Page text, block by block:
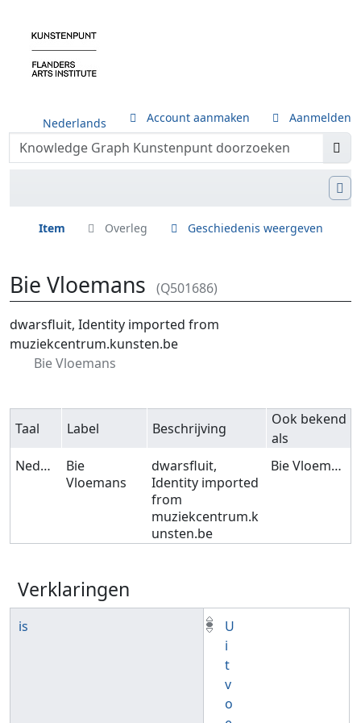
Nederlands Account aanmaken Aanmelden
Item Overleg Geschiedenis weergeven
Bie Vloemans (Q501686)
Ga naar:navigatie,zoeken
dwarsfluit, Identity imported from
muziekcentrum.kunsten.be
Bie Vloemans
Taal Label Beschrijving
Ook bekend
als
Nederlands
Bie
Vloemans
dwarsfluit,
Identity imported
from
muziekcentrum.k
unsten.be
Bie Vloemans
Verklaringen
is
U
i
t
v
o